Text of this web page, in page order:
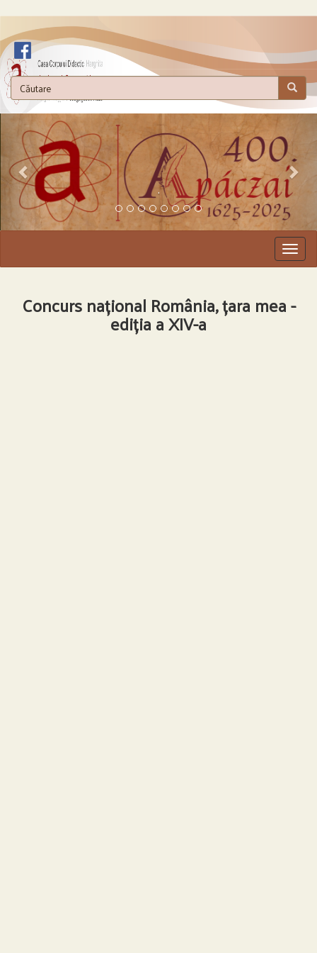
.
Concurs național România, țara mea -
ediția a XIV-a